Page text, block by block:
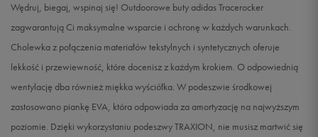
44 28 cm Powiadom o dostępności
45 1/3 Powiadom o dostępności
46 29,5 cm Powiadom o dostępności
Wędruj, biegaj, wspinaj się! Outdoorowe buty adidas Tracerocker
zagwarantują Ci maksymalne wsparcie i ochronę w każdych warunkach.
Cholewka z połączenia materiałów tekstylnych i syntetycznych oferuje
lekkość i przewiewność, które docenisz z każdym krokiem. O odpowiednią
wentylację dba również miękka wyściółka. W podeszwie środkowej
zastosowano piankę EVA, która odpowiada za amortyzację na najwyższym
poziomie. Dzięki wykorzystaniu podeszwy TRAXION, nie musisz martwić się